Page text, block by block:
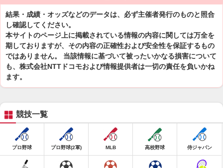
結果・成績・オッズなどのデータは、必ず主催者発行のものと照合
し確認してください。
本サイトのページ上に掲載されている情報の内容に関しては万全を
期しておりますが、その内容の正確性および安全性を保証するもの
ではありません。 当該情報に基づいて被ったいかなる損害について
も、株式会社NTTドコモおよび情報提供者は一切の責任を負いかね
ます。
競技一覧
プロ野球 プロ野球(2軍) MLB 高校野球 侍ジャパン